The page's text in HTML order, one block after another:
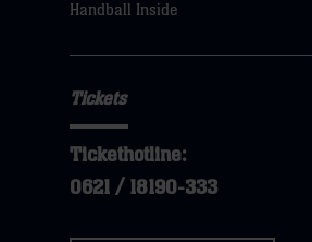
Handball Inside
Tickets
Tickethotline:
0621 / 18190-333